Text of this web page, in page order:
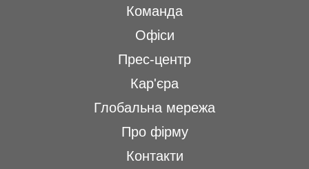
Команда
Офіси
Прес-центр
Кар'єра
Глобальна мережа
Про фірму
Контакти